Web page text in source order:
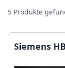
5 Produkte
Siemens